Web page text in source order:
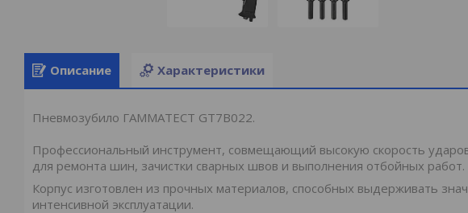
Описание Характеристики
Пневмозубило ГАММАТЕСТ GT7B022.
Профессиональный инструмент, совмещающий высокую скорость
для ремонта шин, зачистки сварных швов и выполнения отбойных работ.
Корпус изготовлен из прочных материалов, способных выдерживать
интенсивной эксплуатации.